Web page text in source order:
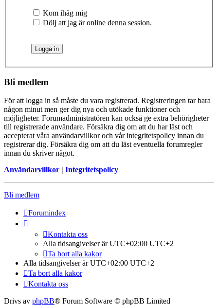
Kom ihåg mig
Dölj att jag är online denna session.
Bli medlem
För att logga in så måste du vara registrerad. Registreringen tar bara
någon minut men ger dig nya och utökade funktioner och
möjligheter. Forumadministratören kan också ge extra behörigheter
till registrerade användare. Försäkra dig om att du har läst och
accepterat våra användarvillkor och vår integritetspolicy innan du
registrerar dig. Försäkra dig om att du läst eventuella forumregler
innan du skriver något.
Användarvillkor | Integritetspolicy
Bli medlem
Forumindex
Kontakta oss
Alla tidsangivelser är UTC+02:00 UTC+2
Ta bort alla kakor
Alla tidsangivelser är UTC+02:00 UTC+2
Ta bort alla kakor
Kontakta oss
Drivs av phpBB® Forum Software © phpBB Limited